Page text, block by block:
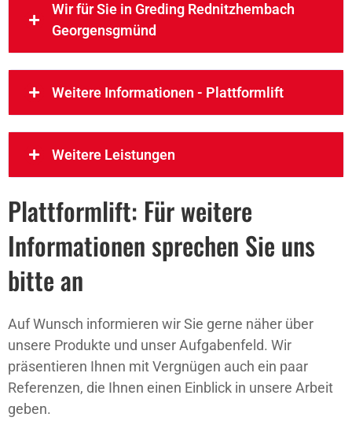
Wir für Sie in Greding Rednitzhembach
Georgensgmünd
Weitere Informationen - Plattformlift
Weitere Leistungen
Plattformlift: Für weitere
Informationen sprechen Sie uns
bitte an
Auf Wunsch informieren wir Sie gerne näher über
unsere Produkte und unser Aufgabenfeld. Wir
präsentieren Ihnen mit Vergnügen auch ein paar
Referenzen, die Ihnen einen Einblick in unsere Arbeit
geben.